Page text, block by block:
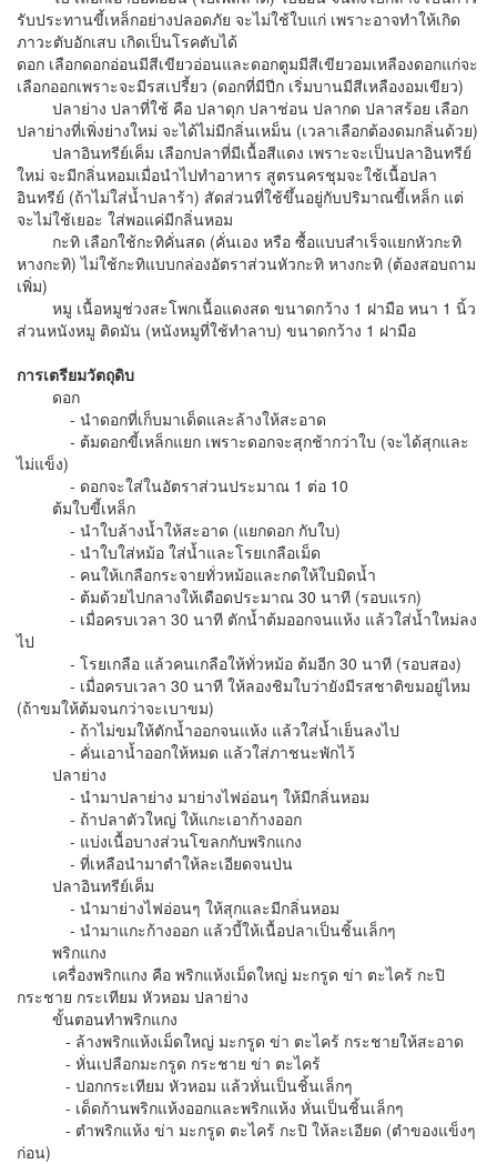
รับประทานขี้เหล็กอย่างปลอดภัย จะไม่ใช้ใบแก่ เพราะอาจทำให้เกิด
ภาวะตับอักเสบ เกิดเป็นโรคตับได้
ดอก เลือกดอกอ่อนมีสีเขียวอ่อนและดอกตูมมีสีเขียวอมเหลืองดอกแก่จะ
เลือกออกเพราะจะมีรสเปรี้ยว (ดอกที่มีปีก เริ่มบานมีสีเหลืองอมเขียว)
ปลาย่าง ปลาที่ใช้ คือ ปลาดุก ปลาช่อน ปลากด ปลาสร้อย เลือก
ปลาย่างที่เพิ่งย่างใหม่ จะได้ไม่มีกลิ่นเหม็น (เวลาเลือกต้องดมกลิ่นด้วย)
ปลาอินทรีย์เค็ม เลือกปลาที่มีเนื้อสีแดง เพราะจะเป็นปลาอินทรีย์
ใหม่ จะมีกลิ่นหอมเมื่อนำไปทำอาหาร สูตรนครชุมจะใช้เนื้อปลา
อินทรีย์ (ถ้าไม่ใส่น้ำปลาร้า) สัดส่วนที่ใช้ขึ้นอยู่กับปริมาณขี้เหล็ก แต่
จะไม่ใช้เยอะ ใส่พอแค่มีกลิ่นหอม
กะทิ เลือกใช้กะทิคั่นสด (คั่นเอง หรือ ซื้อแบบสำเร็จแยกหัวกะทิ
หางกะทิ) ไม่ใช้กะทิแบบกล่องอัตราส่วนหัวกะทิ หางกะทิ (ต้องสอบถาม
เพิ่ม)
หมู เนื้อหมูช่วงสะโพกเนื้อแดงสด ขนาดกว้าง 1 ฝามือ หนา 1 นิ้ว
ส่วนหนังหมู ติดมัน (หนังหมูที่ใช้ทำลาบ) ขนาดกว้าง 1 ฝามือ
การเตรียมวัตถุดิบ
ดอก
- นำดอกที่เก็บมาเด็ดและล้างให้สะอาด
- ต้มดอกขี้เหล็กแยก เพราะดอกจะสุกช้ากว่าใบ (จะได้สุกและ
ไม่แข็ง)
- ดอกจะใส่ในอัตราส่วนประมาณ 1 ต่อ 10
ต้มใบขี้เหล็ก
- นำใบล้างน้ำให้สะอาด (แยกดอก กับใบ)
- นำใบใส่หม้อ ใส่น้ำและโรยเกลือเม็ด
- คนให้เกลือกระจายทั่วหม้อและกดให้ใบมิดน้ำ
- ต้มด้วยไปกลางให้เดือดประมาณ 30 นาที (รอบแรก)
- เมื่อครบเวลา 30 นาที ตักน้ำต้มออกจนแห้ง แล้วใส่น้ำใหม่ลง
ไป
- โรยเกลือ แล้วคนเกลือให้ทั่วหม้อ ต้มอีก 30 นาที (รอบสอง)
- เมื่อครบเวลา 30 นาที ให้ลองชิมใบว่ายังมีรสชาติขมอยู่ไหม
(ถ้าขมให้ต้มจนกว่าจะเบาขม)
- ถ้าไม่ขมให้ตักน้ำออกจนแห้ง แล้วใส่น้ำเย็นลงไป
- คั่นเอาน้ำออกให้หมด แล้วใส่ภาชนะพักไว้
ปลาย่าง
- นำมาปลาย่าง มาย่างไฟอ่อนๆ ให้มีกลิ่นหอม
- ถ้าปลาตัวใหญ่ ให้แกะเอาก้างออก
- แบ่งเนื้อบางส่วนโขลกกับพริกแกง
- ที่เหลือนำมาตำให้ละเอียดจนป่น
ปลาอินทรีย์เค็ม
- นำมาย่างไฟอ่อนๆ ให้สุกและมีกลิ่นหอม
- นำมาแกะก้างออก แล้วบี้ให้เนื้อปลาเป็นชิ้นเล็กๆ
พริกแกง
เครื่องพริกแกง คือ พริกแห้งเม็ดใหญ่ มะกรูด ข่า ตะไคร้ กะปิ
กระชาย กระเทียม หัวหอม ปลาย่าง
ขั้นตอนทำพริกแกง
- ล้างพริกแห้งเม็ดใหญ่ มะกรูด ข่า ตะไคร้ กระชายให้สะอาด
- หั่นเปลือกมะกรูด กระชาย ข่า ตะไคร้
- ปอกกระเทียม หัวหอม แล้วหั่นเป็นชิ้นเล็กๆ
- เด็ดก้านพริกแห้งออกและพริกแห้ง หั่นเป็นชิ้นเล็กๆ
- ตำพริกแห้ง ข่า มะกรูด ตะไคร้ กะปิ ให้ละเอียด (ตำของแข็งๆ
ก่อน)